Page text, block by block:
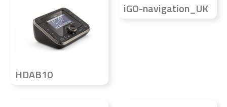
HDAB10
iGO-navigation_UK